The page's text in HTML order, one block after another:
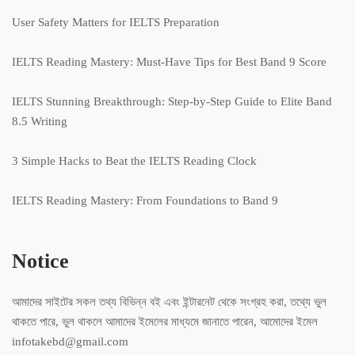
User Safety Matters for IELTS Preparation
IELTS Reading Mastery: Must-Have Tips for Best Band 9 Score
IELTS Stunning Breakthrough: Step-by-Step Guide to Elite Band
8.5 Writing
3 Simple Hacks to Beat the IELTS Reading Clock
IELTS Reading Mastery: From Foundations to Band 9
Notice
আমাদের সাইটের সকল তথ্য বিভিন্ন বই এবং ইন্টারনেট থেকে সংগ্রহ করা, তথ্যে ভুল
থাকতে পারে, ভুল থাকলে আমাদের ইমেলের মাধ্যমে জানাতে পারেন, আমোদের ইমেল
infotakebd@gmail.com